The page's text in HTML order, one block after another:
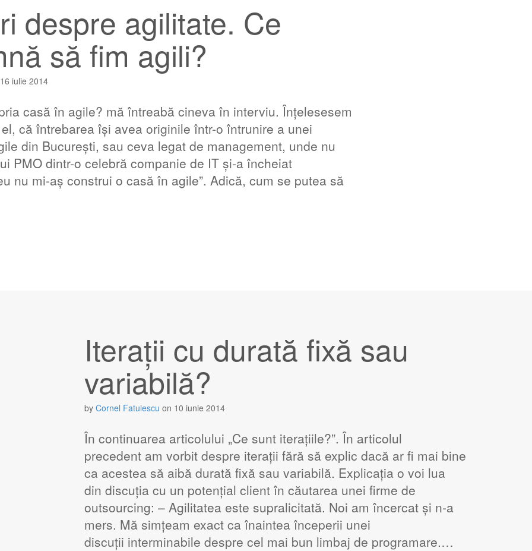
despre agilitate. Ce
să fim agili?
16 iulie 2014
casă în agile? mă întreabă cineva în interviu. Înțelesesem
că întrebarea își avea originile într-o întrunire a unei
din București, sau ceva legat de management, unde nu
PMO dintr-o celebră companie de IT și-a încheiat
nu mi-aș construi o casă în agile”. Adică, cum se putea să
Iterații cu durată fixă sau
variabilă?
by Cornel Fatulescu on 10 iunie 2014
În continuarea articolului „Ce sunt iterațiile?”. În articolul
precedent am vorbit despre iterații fără să explic dacă ar fi mai bine
ca acestea să aibă durată fixă sau variabilă. Explicația o voi lua
din discuția cu un potențial client în căutarea unei firme de
outsourcing: – Agilitatea este supralicitată. Noi am încercat și n-a
mers. Mă simțeam exact ca înaintea începerii unei
discuții interminabile despre cel mai bun limbaj de programare.…